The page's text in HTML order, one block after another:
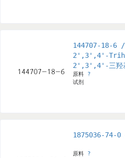
144707-18-6 /
2',3',4'-
2',3',4'-三羟
原料 ?
试剂
1875036-74-0
原料 ?